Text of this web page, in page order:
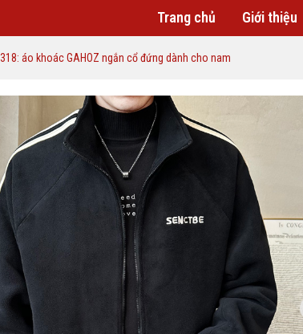
Trang chủ Giới thiệu
áo khoác GAHOZ ngắn cổ đứng dành cho nam